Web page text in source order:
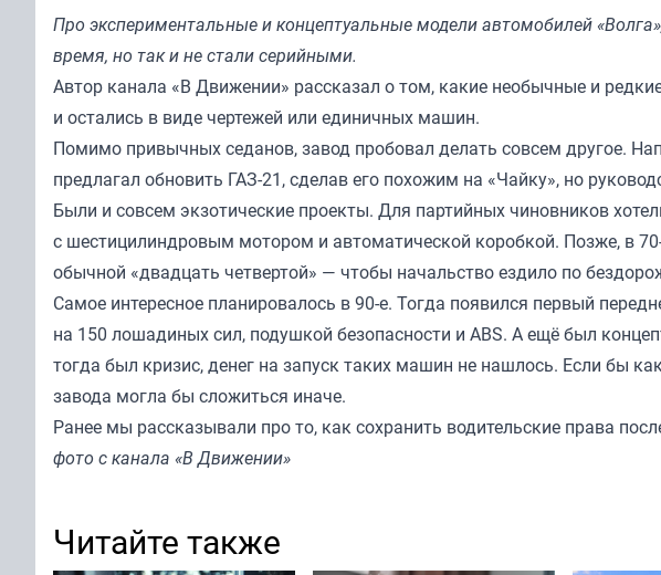
Про экспериментальные и концептуальные модели автомобилей
время, но так и не стали серийными.
Автор канала «В Движении» рассказал о том, какие необычные и
и остались в виде чертежей или единичных машин.
Помимо привычных седанов, завод пробовал делать совсем другое.
предлагал обновить ГАЗ-21, сделав его похожим на «Чайку», но
Были и совсем экзотические проекты. Для партийных чиновников
с шестицилиндровым мотором и автоматической коробкой. Позже, в
обычной «двадцать четвертой» — чтобы начальство ездило по
Самое интересное планировалось в 90-е. Тогда появился первый
на 150 лошадиных сил, подушкой безопасности и ABS. А ещё был
тогда был кризис, денег на запуск таких машин не нашлось. Если бы
завода могла бы сложиться иначе.
Ранее мы рассказывали про то, как сохранить водительские права
фото с канала «В Движении»
Читайте также